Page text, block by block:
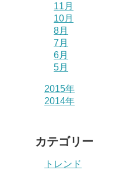
11月
10月
8月
7月
6月
5月
2015年
2014年
カテゴリー
トレンド